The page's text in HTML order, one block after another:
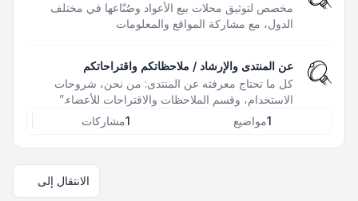
مخصص لتوثيق محلات بيع الأعواد وصُنّاعها في مختلف
الدول، مع مشاركة المواقع والمعلومات
عن المنتدى والإرشاد / ملاحظاتكم واقتراحاتكم
كل ما تحتاج معرفته عن المنتدى: من نحن، شروحات
الاستخدام، وقسم الملاحظات والاقتراحات للأعضاء.”
1مواضيع 1مشاركات
الانتقال إلى